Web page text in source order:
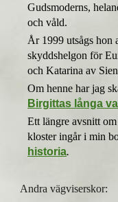
Gudsmoderns,
och våld.
År 1999 utsågs hon
skyddshelgon för
och Katarina av
Om henne har jag
Birgittas långa
Ett längre avsnitt
kloster ingår i min
historia.
Andra vägviserskor: